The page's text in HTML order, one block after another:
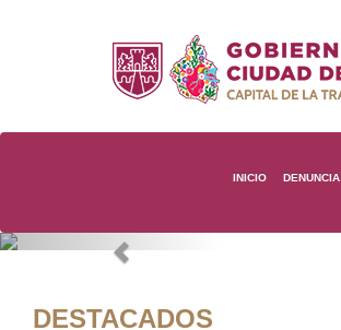
INICIO DENUNCIA
Previous
DESTACADOS